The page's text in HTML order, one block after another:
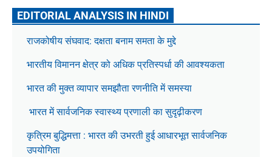
EDITORIAL ANALYSIS IN HINDI
राजकोषीय संघवाद: दक्षता बनाम समता के मुद्दे
भारतीय विमानन क्षेत्र को अधिक प्रतिस्पर्धा की आवश्यकता
भारत की मुक्त व्यापार समझौता रणनीति में समस्या
भारत में सार्वजनिक स्वास्थ्य प्रणाली का सुदृढ़ीकरण
कृत्रिम बुद्धिमत्ता : भारत की उभरती हुई आधारभूत सार्वजनिक
उपयोगिता